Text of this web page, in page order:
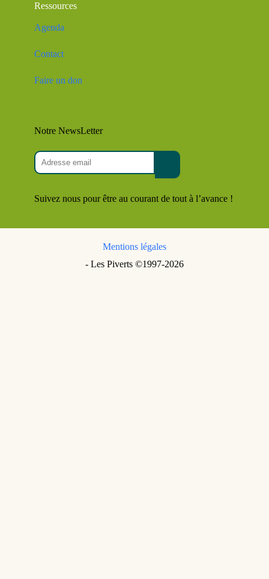
Ressources
Agenda
Contact
Faire un don
Notre NewsLetter
Suivez nous pour être au courant de tout à l’avance !
Mentions légales
- Les Piverts ©1997-2026